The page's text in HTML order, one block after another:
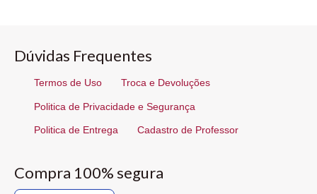
Dúvidas Frequentes
Termos de Uso Troca e Devoluções
Politica de Privacidade e Segurança
Politica de Entrega Cadastro de Professor
Compra 100% segura